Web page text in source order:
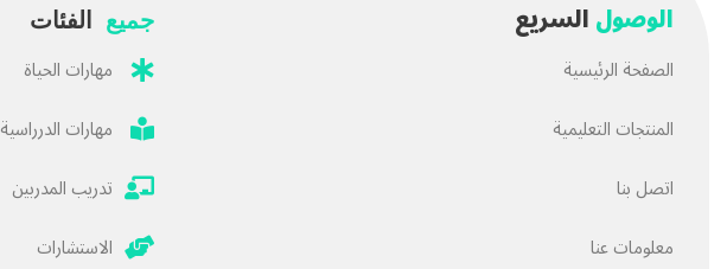
الوصولالسريع
الصفحة الرئيسية
المنتجات التعليمية
اتصل بنا
معلومات عنا
جميع الفئات
مهارات الحياة
مهارات الدرراسية
تدريب المدربين
الاستشارات